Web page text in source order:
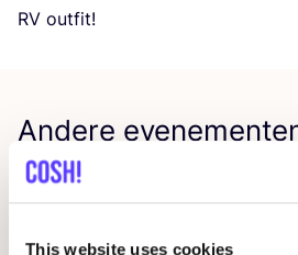
This website uses cookies
RV outfit!
Andere